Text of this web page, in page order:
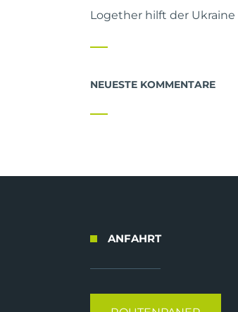
Logether hilft der Ukraine
NEUESTE KOMMENTARE
ANFAHRT